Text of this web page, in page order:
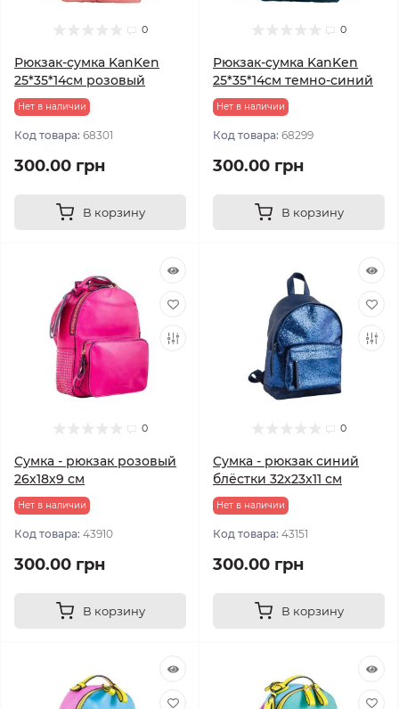
0
Рюкзак-сумка KanKen
25*35*14см розовый
Нет в наличии
Код товара: 68301
300.00 грн
В корзину
0
Рюкзак-сумка KanKen
25*35*14см темно-синий
Нет в наличии
Код товара: 68299
300.00 грн
В корзину
0
Сумка - рюкзак розовый
26х18х9 см
Нет в наличии
Код товара: 43910
300.00 грн
В корзину
0
Сумка - рюкзак синий
блёстки 32х23х11 см
Нет в наличии
Код товара: 43151
300.00 грн
В корзину